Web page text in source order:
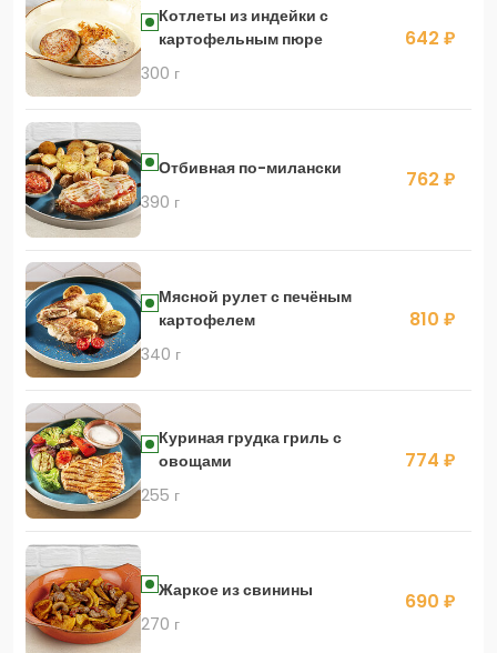
Котлеты из индейки с
картофельным пюре
300 г
642 ₽
Отбивная по-милански
390 г
762 ₽
Мясной рулет с печёным
картофелем
340 г
810 ₽
Куриная грудка гриль с
овощами
255 г
774 ₽
Жаркое из свинины
270 г
690 ₽